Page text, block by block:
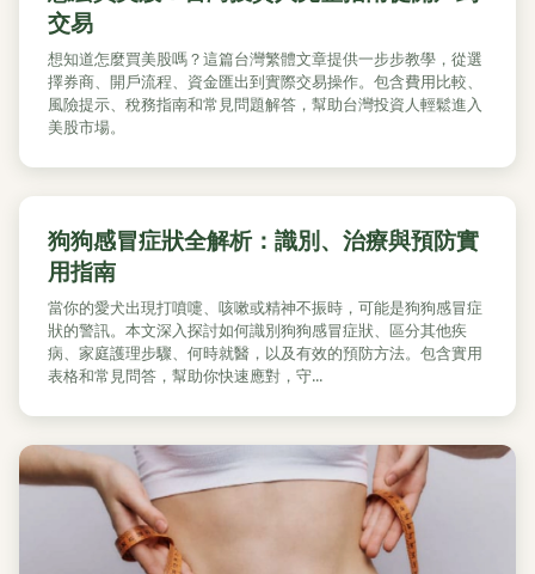
交易
想知道怎麼買美股嗎？這篇台灣繁體文章提供一步步教學，從選
擇券商、開戶流程、資金匯出到實際交易操作。包含費用比較、
風險提示、稅務指南和常見問題解答，幫助台灣投資人輕鬆進入
美股市場。
狗狗感冒症狀全解析：識別、治療與預防實
用指南
當你的愛犬出現打噴嚏、咳嗽或精神不振時，可能是狗狗感冒症
狀的警訊。本文深入探討如何識別狗狗感冒症狀、區分其他疾
病、家庭護理步驟、何時就醫，以及有效的預防方法。包含實用
表格和常見問答，幫助你快速應對，守...